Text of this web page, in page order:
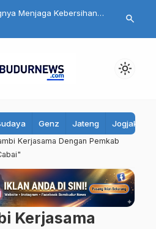
Menjaga Kebersihan
Mengatasinya
Ribuan
bagi
search
light_mode
Genz Jateng Jogjakarta
Kerjasama Dengan Pemkab
Kerjasama